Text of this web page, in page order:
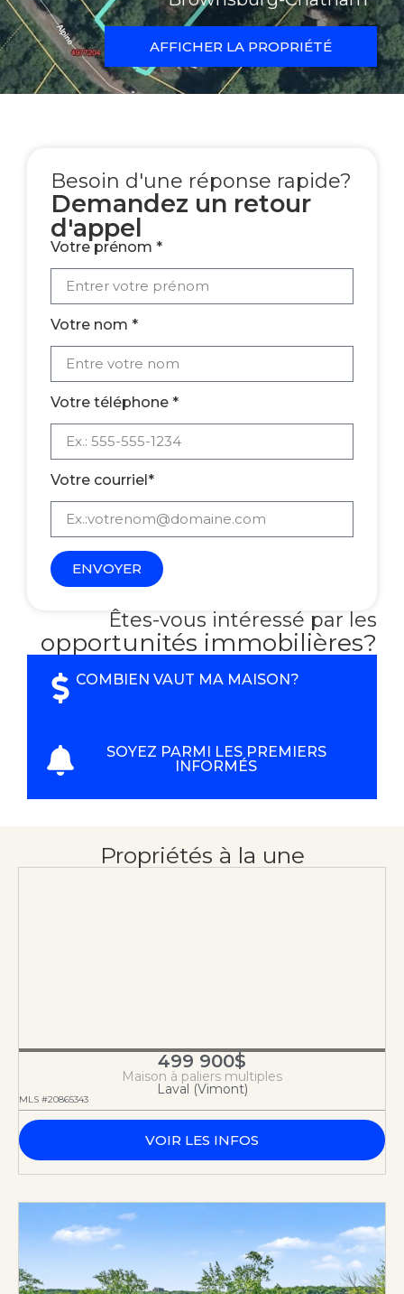
AFFICHER LA PROPRIÉTÉ
Besoin d'une réponse rapide?
Demandez un retour
d'appel
Votre prénom *
Votre nom *
Votre téléphone *
Votre courriel*
ENVOYER
Êtes-vous intéressé par les
opportunités immobilières?
COMBIEN VAUT MA MAISON?
SOYEZ PARMI LES PREMIERS
INFORMÉS
Propriétés à la une
499 900$
Maison à paliers multiples
Laval (Vimont)
MLS #20865343
VOIR LES INFOS